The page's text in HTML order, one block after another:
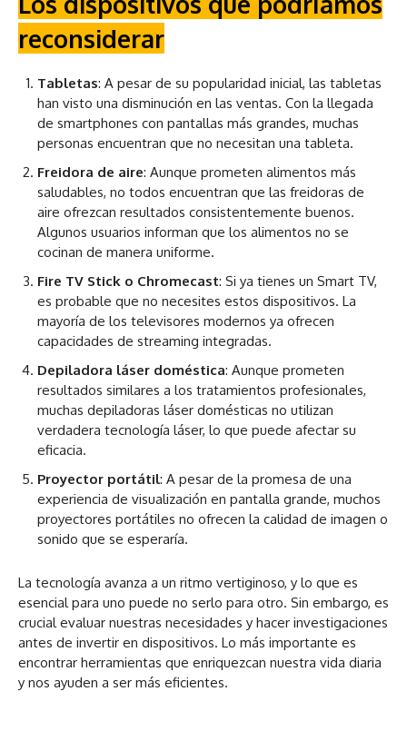
reconsiderar
Tabletas: A pesar de su popularidad inicial, las tabletas
han visto una disminución en las ventas. Con la llegada
de smartphones con pantallas más grandes, muchas
personas encuentran que no necesitan una tableta.
Freidora de aire: Aunque prometen alimentos más
saludables, no todos encuentran que las freidoras de
aire ofrezcan resultados consistentemente buenos.
Algunos usuarios informan que los alimentos no se
cocinan de manera uniforme.
Fire TV Stick o Chromecast: Si ya tienes un Smart TV,
es probable que no necesites estos dispositivos. La
mayoría de los televisores modernos ya ofrecen
capacidades de streaming integradas.
Depiladora láser doméstica: Aunque prometen
resultados similares a los tratamientos profesionales,
muchas depiladoras láser domésticas no utilizan
verdadera tecnología láser, lo que puede afectar su
eficacia.
Proyector portátil: A pesar de la promesa de una
experiencia de visualización en pantalla grande, muchos
proyectores portátiles no ofrecen la calidad de imagen o
sonido que se esperaría.
La tecnología avanza a un ritmo vertiginoso, y lo que es
esencial para uno puede no serlo para otro. Sin embargo, es
crucial evaluar nuestras necesidades y hacer investigaciones
antes de invertir en dispositivos. Lo más importante es
encontrar herramientas que enriquezcan nuestra vida diaria
y nos ayuden a ser más eficientes.